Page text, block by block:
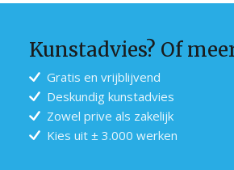
Kunstadvies? Of
Gratis en vrijblijvend
Deskundig kunstadvies
Zowel prive als zakelijk
Kies uit ± 3.000 werken